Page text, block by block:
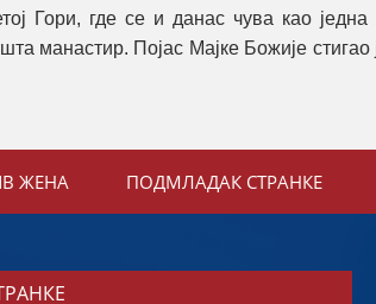
Гори, где се и данас чува као једна
манастир. Појас Мајке Божије стигао
ЖЕНА ПОДМЛАДАК СТРАНКЕ